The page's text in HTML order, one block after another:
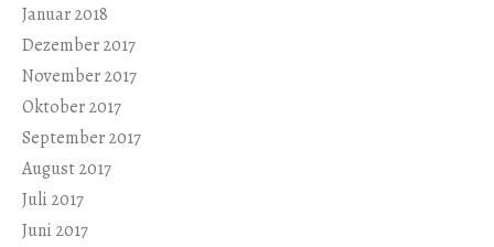
Januar 2018
Dezember 2017
November 2017
Oktober 2017
September 2017
August 2017
Juli 2017
Juni 2017